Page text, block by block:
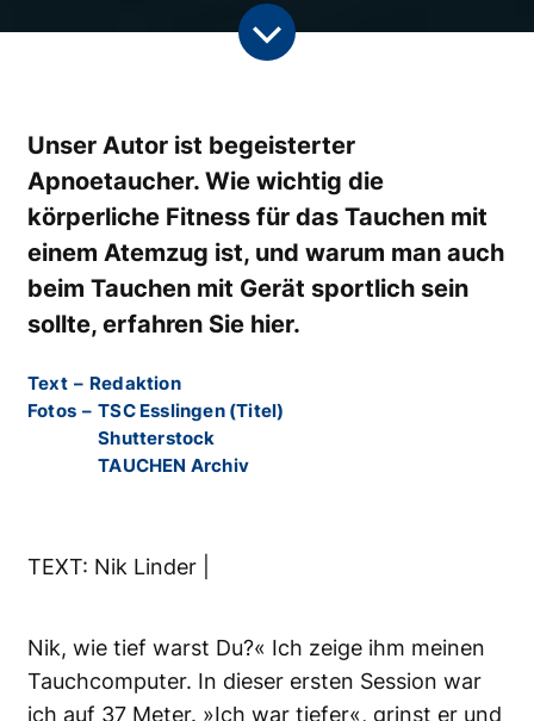
Unser Autor ist begeisterter
Apnoetaucher. Wie wichtig die
körperliche Fitness für das Tauchen mit
einem Atemzug ist, und warum man auch
beim Tauchen mit Gerät sportlich sein
sollte, erfahren Sie hier.
Text – Redaktion
Fotos – TSC Esslingen (Titel)
Shutterstock
TAUCHEN Archiv
TEXT: Nik Linder |
Nik, wie tief warst Du?« Ich zeige ihm meinen
Tauchcomputer. In dieser ersten Session war
ich auf 37 Meter. »Ich war tiefer«, grinst er und